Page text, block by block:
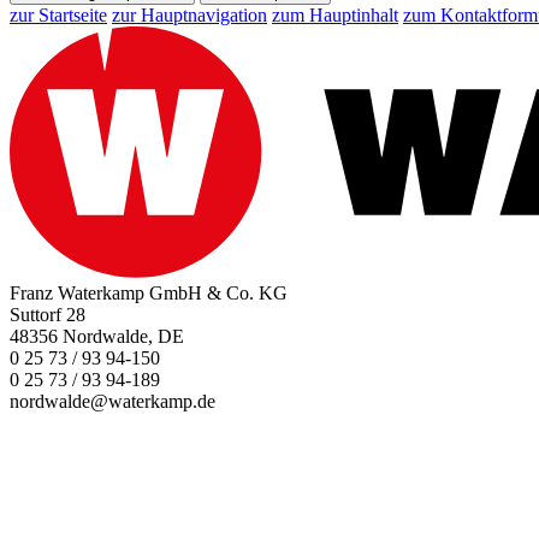
zur Startseite zur Hauptnavigation zum Hauptinhalt zum
Franz Waterkamp GmbH & Co. KG
Suttorf 28
48356 Nordwalde, DE
0 25 73 / 93 94-150
0 25 73 / 93 94-189
nordwalde@waterkamp.de